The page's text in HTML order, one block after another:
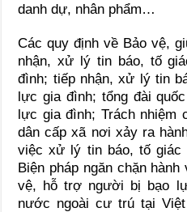
danh dự, nhân phẩm…
Các quy định về Bảo vệ,
nhận, xử lý tin báo, tố
đình; tiếp nhận, xử lý tin
lực gia đình; tổng đài
lực gia đình; Trách nhiệm
dân cấp xã nơi xảy ra
việc xử lý tin báo, tố giác
Biện pháp ngăn chặn hành
vệ, hỗ trợ người bị bạo
nước ngoài cư trú tại